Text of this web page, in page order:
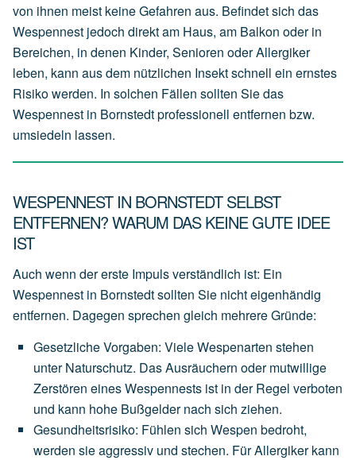
von ihnen meist keine Gefahren aus. Befindet sich das
Wespennest jedoch direkt am Haus, am Balkon oder in
Bereichen, in denen Kinder, Senioren oder Allergiker
leben, kann aus dem nützlichen Insekt schnell ein ernstes
Risiko werden. In solchen Fällen sollten Sie das
Wespennest in Bornstedt professionell entfernen bzw.
umsiedeln lassen.
WESPENNEST IN BORNSTEDT SELBST
ENTFERNEN? WARUM DAS KEINE GUTE IDEE
IST
Auch wenn der erste Impuls verständlich ist: Ein
Wespennest in Bornstedt sollten Sie nicht eigenhändig
entfernen. Dagegen sprechen gleich mehrere Gründe:
Gesetzliche Vorgaben: VieleWespenarten stehen
unter Naturschutz. DasAusräuchern oder mutwillige
Zerstören einesWespennests ist in der Regel verboten
und kann hohe Bußgelder nach sich ziehen.
Gesundheitsrisiko: Fühlen sich Wespen bedroht,
werden sieaggressiv und stechen. FürAllergiker kann